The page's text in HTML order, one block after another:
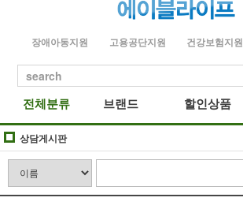
장애아동지원 고용공단지원 건강보험지원
search
전체분류 브랜드 할인상품
상담게시판